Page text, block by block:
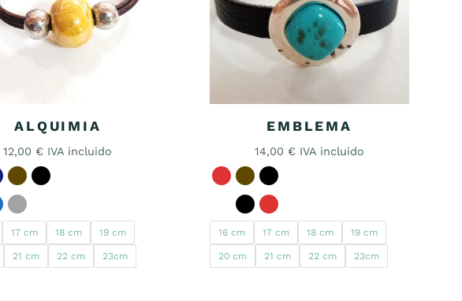
ALQUIMIA
12,00 € IVA incluido
17 cm 18 cm 19 cm
21 cm 22 cm 23cm
EMBLEMA
14,00 € IVA incluido
16 cm 17 cm 18 cm 19 cm
20 cm 21 cm 22 cm 23cm